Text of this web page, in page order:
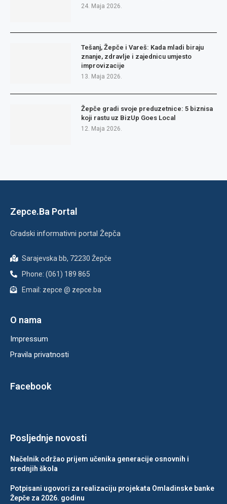
24. Maja 2026.
Tešanj, Žepče i Vareš: Kada mladi biraju
znanje, zdravlje i zajednicu umjesto
improvizacije
13. Maja 2026.
Žepče gradi svoje preduzetnice: 5 biznisa
koji rastu uz BizUp Goes Local
12. Maja 2026.
Zepce.Ba Portal
Gradski informativni portal Žepča
Sarajevska bb, 72230 Žepče
Phone: (061) 189 865
Email: zepce @ zepce.ba
O nama
Impressum
Pravila privatnosti
Facebook
Posljednje novosti
Načelnik održao prijem učenika generacije osnovnih i
srednjih škola
Potpisani ugovori za realizaciju projekata Omladinske banke
Žepče za 2026. godinu